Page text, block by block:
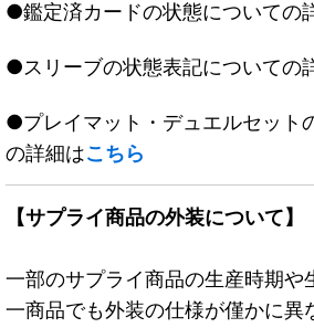
●鑑定済カードの状態についての
●スリーブの状態表記についての
●プレイマット・デュエルセット
の詳細はこちら
【サプライ商品の外装について】
一部のサプライ商品の生産時期や
一商品でも外装の仕様が僅かに異